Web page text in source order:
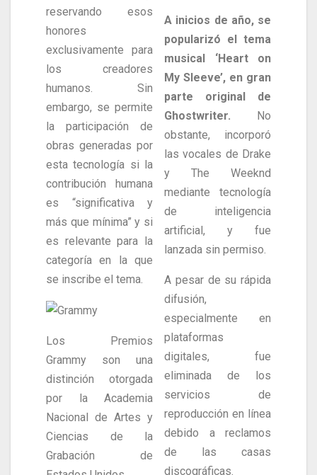
reservando esos
honores
exclusivamente para
los creadores
humanos. Sin
embargo, se permite
la participación de
obras generadas por
esta tecnología si la
contribución humana
es “significativa y
más que mínima” y si
es relevante para la
categoría en la que
se inscribe el tema.
Los Premios
Grammy son una
distinción otorgada
por la Academia
Nacional de Artes y
Ciencias de la
Grabación de
A inicios de año, se
popularizó el tema
musical ‘Heart on
My Sleeve’, en gran
parte original de
Ghostwriter.
No
obstante, incorporó
las vocales de Drake
y The Weeknd
mediante tecnología
de inteligencia
artificial, y fue
lanzada sin permiso.
A pesar de su rápida
difusión,
especialmente en
plataformas
digitales, fue
eliminada de los
servicios de
reproducción en línea
debido a reclamos
de las casas
discográficas.